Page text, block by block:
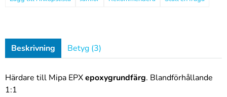
Beskrivning Betyg (3)
Härdare till Mipa EPXepoxygrundfärg. Blandförhållande
1:1